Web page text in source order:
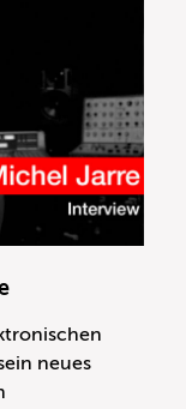
neues